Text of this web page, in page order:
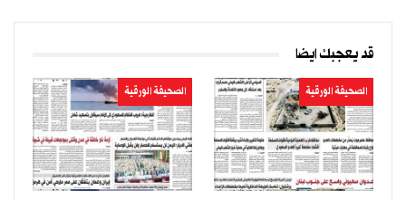
قد يعجبك ايضا
الصحيفة الورقية الصحيفة الورقية